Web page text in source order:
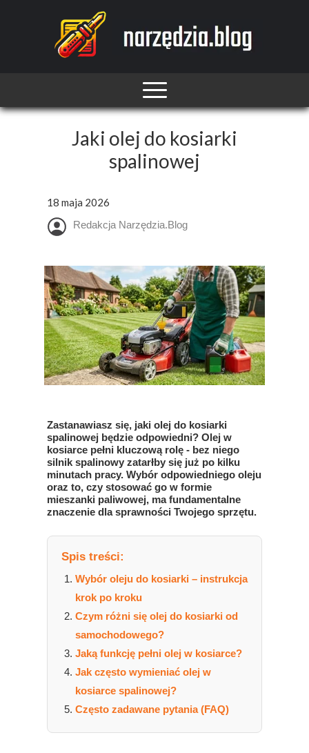
Jaki olej do kosiarki
spalinowej
18 maja 2026
Redakcja Narzędzia.Blog
Zastanawiasz się, jaki olej do kosiarki
spalinowej będzie odpowiedni? Olej w
kosiarce pełni kluczową rolę - bez niego
silnik spalinowy zatarłby się już po kilku
minutach pracy. Wybór odpowiedniego oleju
oraz to, czy stosować go w formie
mieszanki paliwowej, ma fundamentalne
znaczenie dla sprawności Twojego sprzętu.
Spis treści:
Wybór oleju do kosiarki – instrukcja
krok po kroku
Czym różni się olej do kosiarki od
samochodowego?
Jaką funkcję pełni olej w kosiarce?
Jak często wymieniać olej w
kosiarce spalinowej?
Często zadawane pytania (FAQ)